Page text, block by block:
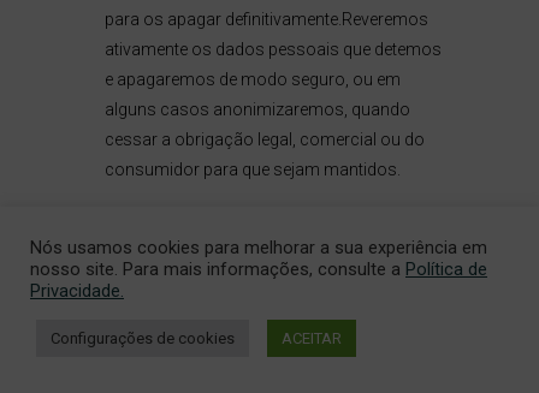
para os apagar definitivamente.Reveremos
ativamente os dados pessoais que detemos
e apagaremos de modo seguro, ou em
alguns casos anonimizaremos, quando
cessar a obrigação legal, comercial ou do
consumidor para que sejam mantidos.
Você é titular de um conjunto de direitos em
relação aos seus dados pessoais e ao modo
direitos em qualquer momento.Fornecemos
Nós usamos cookies para melhorar a sua experiência em
nosso site. Para mais informações, consulte a Política de
Privacidade.
Configurações de cookies ACEITAR